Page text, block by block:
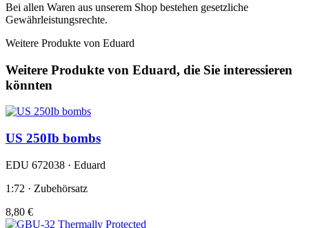
Bei allen Waren aus unserem Shop bestehen gesetzliche
Gewährleistungsrechte.
Weitere Produkte von Eduard
Weitere Produkte von Eduard, die Sie interessieren
könnten
US 250Ib bombs
EDU 672038 · Eduard
1:72 · Zubehörsatz
8,80 €